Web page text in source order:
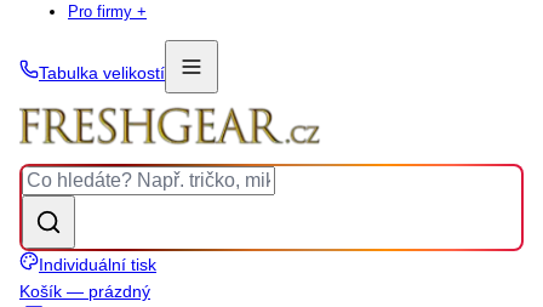
Pro firmy +
Tabulka velikostí
Individuální tisk
Košík — prázdný